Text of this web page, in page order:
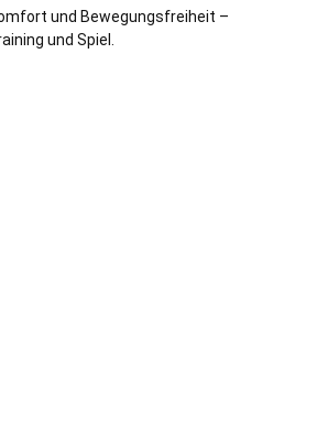
und Bewegungsfreiheit –
und Spiel.